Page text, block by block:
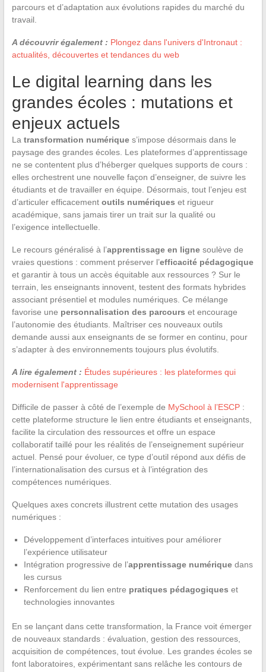
parcours et d’adaptation aux évolutions rapides du marché du
travail.
A découvrir également : Plongez dans l'univers d'Intronaut :
actualités, découvertes et tendances du web
Le digital learning dans les
grandes écoles : mutations et
enjeux actuels
La transformation numériques’impose désormais dans le
paysage des grandes écoles. Les plateformes d’apprentissage
ne se contentent plus d’héberger quelques supports de cours :
elles orchestrent une nouvelle façon d’enseigner, de suivre les
étudiants et de travailler en équipe. Désormais, tout l’enjeu est
d’articuler efficacement outils numériques et rigueur
académique, sans jamais tirer un trait sur la qualité ou
l’exigence intellectuelle.
Le recours généralisé à l’apprentissage en lignesoulève de
vraies questions : comment préserver l’efficacité pédagogique
et garantir à tous un accès équitable aux ressources ? Sur le
terrain, les enseignants innovent, testent des formats hybrides
associant présentiel et modules numériques. Ce mélange
favorise une personnalisation des parcours et encourage
l’autonomie des étudiants. Maîtriser ces nouveaux outils
demande aussi aux enseignants de se former en continu, pour
s’adapter à des environnements toujours plus évolutifs.
A lire également : Études supérieures : les plateformes qui
modernisent l'apprentissage
Difficile de passer à côté de l’exemple de MySchool à l’ESCP:
cette plateforme structure le lien entre étudiants et enseignants,
facilite la circulation des ressources et offre un espace
collaboratif taillé pour les réalités de l’enseignement supérieur
actuel. Pensé pour évoluer, ce type d’outil répond aux défis de
l’internationalisation des cursus et à l’intégration des
compétences numériques.
Quelques axes concrets illustrent cette mutation des usages
numériques :
Développement d’interfaces intuitives pour améliorer
l’expérience utilisateur
Intégration progressive de l’apprentissage numériquedans
les cursus
Renforcement du lien entre pratiques pédagogiques et
technologies innovantes
En se lançant dans cette transformation, la France voit émerger
de nouveaux standards : évaluation, gestion des ressources,
acquisition de compétences, tout évolue. Les grandes écoles se
font laboratoires, expérimentant sans relâche les contours de